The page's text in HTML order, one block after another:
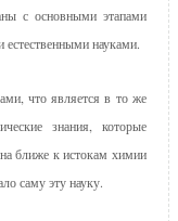
с основными этапами
естественными науками.
что является в то же
знания, которые
ближе к истокам химии
саму эту науку.